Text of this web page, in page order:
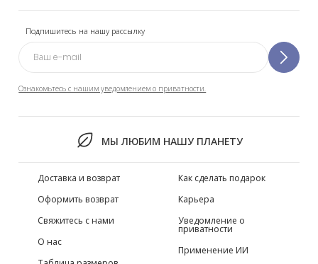
Подпишитесь на нашу рассылку
Ознакомьтесь с нашим уведомлением о приватности.
МЫ ЛЮБИМ НАШУ ПЛАНЕТУ
Доставка и возврат
Оформить возврат
Свяжитесь с нами
О нас
Как сделать подарок
Карьера
Уведомление о
приватности
Применение ИИ